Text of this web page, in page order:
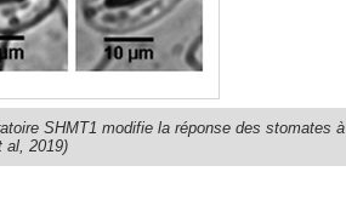
SHMT1 modifie la réponse des stomates
al, 2019)